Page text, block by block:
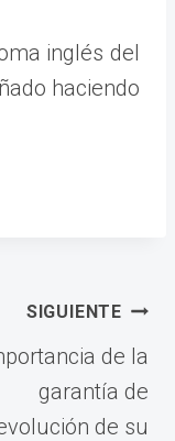
inglés del
haciendo
SIGUIENTE
de la
garantía de
de su